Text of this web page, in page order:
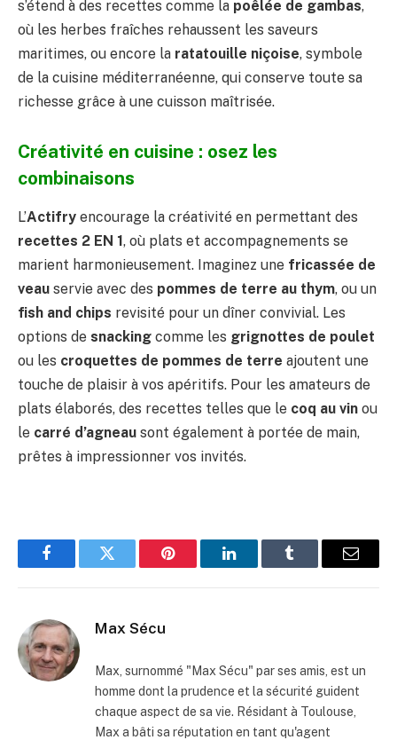
s’étend à des recettes comme la poêlée de gambas,
où les herbes fraîches rehaussent les saveurs
maritimes, ou encore la ratatouille niçoise, symbole
de la cuisine méditerranéenne, qui conserve toute sa
richesse grâce à une cuisson maîtrisée.
Créativité en cuisine : osez les
combinaisons
L’Actifry encourage la créativité en permettant des
recettes 2 EN 1, où plats et accompagnements se
marient harmonieusement. Imaginez une fricassée de
veau servie avec des pommes de terre au thym, ou un
fish and chips revisité pour un dîner convivial. Les
options de snacking comme les grignottes de poulet
ou les croquettes de pommes de terre ajoutent une
touche de plaisir à vos apéritifs. Pour les amateurs de
plats élaborés, des recettes telles que le coq au vin ou
le carré d’agneau sont également à portée de main,
prêtes à impressionner vos invités.
FacebookTwitter Pinterest LinkedInTumblr Email
Max Sécu
Max, surnommé "Max Sécu" par ses amis, est un
homme dont la prudence et la sécurité guident
chaque aspect de sa vie. Résidant à Toulouse,
Max a bâti sa réputation en tant qu'agent